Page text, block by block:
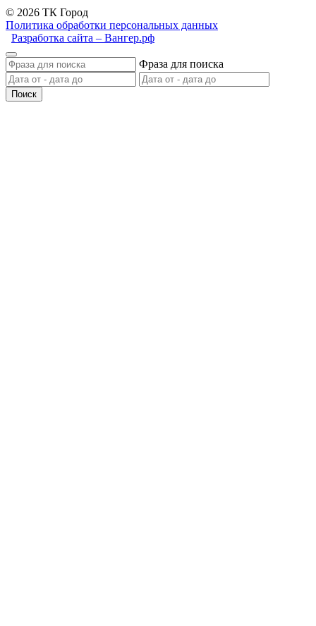
© 2026 ТК Город
Политика обработки персональных данных
Разработка сайта – Вангер.рф
Фраза для поиска
Поиск